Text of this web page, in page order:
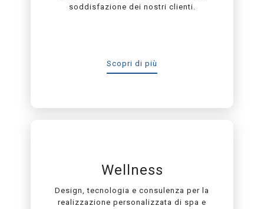
soddisfazione dei nostri clienti.
Scopri di più
Wellness
Design, tecnologia e consulenza per la
realizzazione personalizzata di spa e